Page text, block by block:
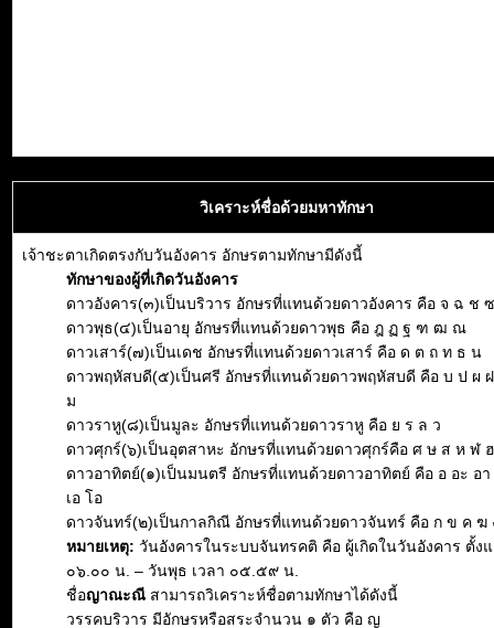
วิเคราะห์ชื่อด้วยมหาทักษา
เจ้าชะตาเกิดตรงกับวันอังคาร อักษรตามทักษามีดังนี้
ทักษาของผู้ที่เกิดวันอังคาร
ดาวอังคาร(๓)เป็นบริวาร อักษรที่แทนด้วยดาวอังคาร คือ จ ฉ ช
ดาวพุธ(๔)เป็นอายุ อักษรที่แทนด้วยดาวพุธ คือ ฎ ฏ ฐ ฑ ฒ ณ
ดาวเสาร์(๗)เป็นเดช อักษรที่แทนด้วยดาวเสาร์ คือ ด ต ถ ท ธ น
ดาวพฤหัสบดี(๕)เป็นศรี อักษรที่แทนด้วยดาวพฤหัสบดี คือ บ ป ผ
ม
ดาวราหู(๘)เป็นมูละ อักษรที่แทนด้วยดาวราหู คือ ย ร ล ว
ดาวศุกร์(๖)เป็นอุตสาหะ อักษรที่แทนด้วยดาวศุกร์คือ ศ ษ ส ห ฬ ฮ
ดาวอาทิตย์(๑)เป็นมนตรี อักษรที่แทนด้วยดาวอาทิตย์ คือ อ อะ อา
เอ โอ
ดาวจันทร์(๒)เป็นกาลกิณี อักษรที่แทนด้วยดาวจันทร์ คือ ก ข ค ฆ
หมายเหตุ: วันอังคารในระบบจันทรคติ คือ ผู้เกิดในวันอังคาร ตั้งแ
๐๖.๐๐ น. – วันพุธ เวลา ๐๕.๕๙ น.
ชื่อญาณะณี สามารถวิเคราะห์ชื่อตามทักษาได้ดังนี้
วรรคบริวาร มีอักษรหรือสระจำนวน ๑ ตัว คือ ญ